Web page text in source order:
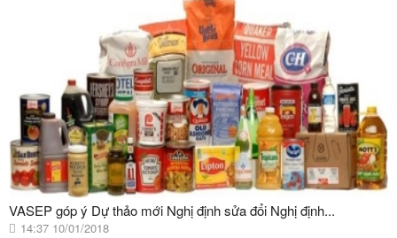
VASEP góp ý Dự thảo mới Nghị định sửa đổi Nghị định...
14:37 10/01/2018